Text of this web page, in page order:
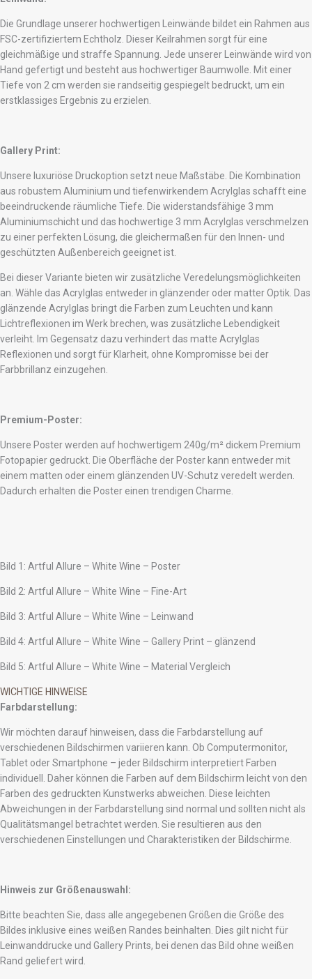
Die Grundlage unserer hochwertigen Leinwände bildet ein Rahmen aus
FSC-zertifiziertem Echtholz. Dieser Keilrahmen sorgt für eine
gleichmäßige und straffe Spannung. Jede unserer Leinwände wird von
Hand gefertigt und besteht aus hochwertiger Baumwolle. Mit einer
Tiefe von 2 cm werden sie randseitig gespiegelt bedruckt, um ein
erstklassiges Ergebnis zu erzielen.
Gallery Print:
Unsere luxuriöse Druckoption setzt neue Maßstäbe. Die Kombination
aus robustem Aluminium und tiefenwirkendem Acrylglas schafft eine
beeindruckende räumliche Tiefe. Die widerstandsfähige 3 mm
Aluminiumschicht und das hochwertige 3 mm Acrylglas verschmelzen
zu einer perfekten Lösung, die gleichermaßen für den Innen- und
geschützten Außenbereich geeignet ist.
Bei dieser Variante bieten wir zusätzliche Veredelungsmöglichkeiten
an. Wähle das Acrylglas entweder in glänzender oder matter Optik. Das
glänzende Acrylglas bringt die Farben zum Leuchten und kann
Lichtreflexionen im Werk brechen, was zusätzliche Lebendigkeit
verleiht. Im Gegensatz dazu verhindert das matte Acrylglas
Reflexionen und sorgt für Klarheit, ohne Kompromisse bei der
Farbbrillanz einzugehen.
Premium-Poster:
Unsere Poster werden auf hochwertigem 240g/m² dickem Premium
Fotopapier gedruckt. Die Oberfläche der Poster kann entweder mit
einem matten oder einem glänzenden UV-Schutz veredelt werden.
Dadurch erhalten die Poster einen trendigen Charme.
Bild 1: Artful Allure – White Wine – Poster
Bild 2: Artful Allure – White Wine – Fine-Art
Bild 3: Artful Allure – White Wine – Leinwand
Bild 4: Artful Allure – White Wine – Gallery Print – glänzend
Bild 5: Artful Allure – White Wine – Material Vergleich
WICHTIGE HINWEISE
Farbdarstellung:
Wir möchten darauf hinweisen, dass die Farbdarstellung auf
verschiedenen Bildschirmen variieren kann. Ob Computermonitor,
Tablet oder Smartphone – jeder Bildschirm interpretiert Farben
individuell. Daher können die Farben auf dem Bildschirm leicht von den
Farben des gedruckten Kunstwerks abweichen. Diese leichten
Abweichungen in der Farbdarstellung sind normal und sollten nicht als
Qualitätsmangel betrachtet werden. Sie resultieren aus den
verschiedenen Einstellungen und Charakteristiken der Bildschirme.
Hinweis zur Größenauswahl:
Bitte beachten Sie, dass alle angegebenen Größen die Größe des
Bildes inklusive eines weißen Randes beinhalten. Dies gilt nicht für
Leinwanddrucke und Gallery Prints, bei denen das Bild ohne weißen
Rand geliefert wird.